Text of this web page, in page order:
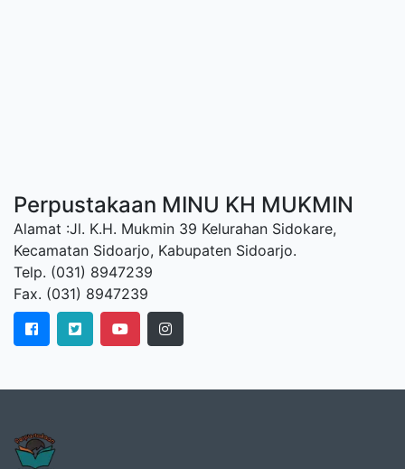
Perpustakaan MINU KH MUKMIN
Alamat :Jl. K.H. Mukmin 39 Kelurahan Sidokare,
Kecamatan Sidoarjo, Kabupaten Sidoarjo.
Telp. (031) 8947239
Fax. (031) 8947239